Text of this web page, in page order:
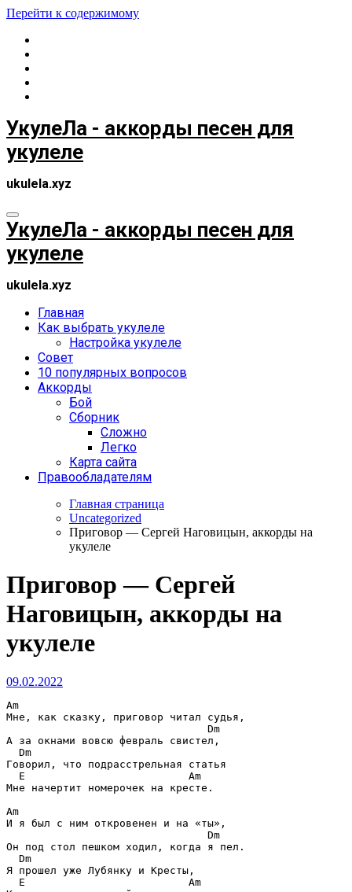
Перейти к содержимому
УкулеЛа - аккорды песен для
укулеле
ukulela.xyz
УкулеЛа - аккорды песен для
укулеле
ukulela.xyz
Главная
Как выбрать укулеле
Настройка укулеле
Совет
10 популярных вопросов
Аккорды
Бой
Сборник
Сложно
Легко
Карта сайта
Правообладателям
Главная страница
Uncategorized
Приговор — Сергей Наговицын, аккорды на
укулеле
Приговор — Сергей
Наговицын, аккорды на
укулеле
09.02.2022
Am
Мне, как сказку, приговор читал судья,
Dm
А за окнами вовсю февраль свистел,
Dm
Говорил, что подрасстрельная статья
E                          Am
Мне начертит номерочек на кресте.
Am
И я был c ним откровенен и на «ты»,
Dm
Он под стол пешком ходил, когда я пел.
Dm
Я прошел уже Лубянку и Кресты,
E                          Am